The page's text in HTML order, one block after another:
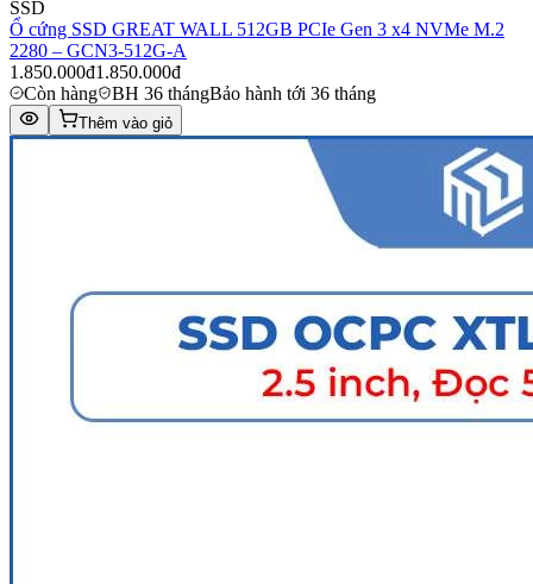
SSD
Ổ cứng SSD GREAT WALL 512GB PCIe Gen 3 x4 NVMe M.2
2280 – GCN3-512G-A
1.850.000đ1.850.000đ
Còn hàng
BH 36 thángBảo hành tới 36 tháng
Thêm vào giỏ